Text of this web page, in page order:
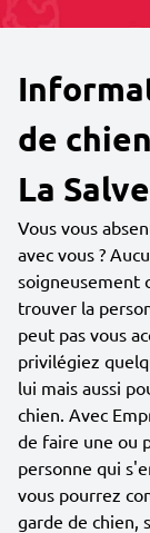
de
La
Vous vous
avec vous ?
soigneusement
trouver la
peut pas vous
privilégiez
lui mais aussi
chien. Avec
de faire une ou
personne qui
vous pourrez
garde de chien,